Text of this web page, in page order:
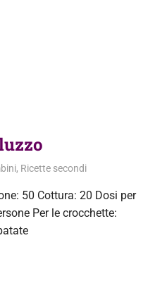
, Ricette secondi
50 Cottura: 20 Dosi per
Per le crocchette: